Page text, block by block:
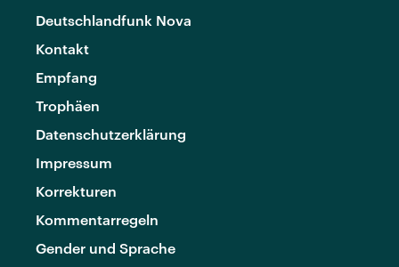
Deutschlandfunk Nova
Kontakt
Empfang
Trophäen
Datenschutzerklärung
Impressum
Korrekturen
Kommentarregeln
Gender und Sprache